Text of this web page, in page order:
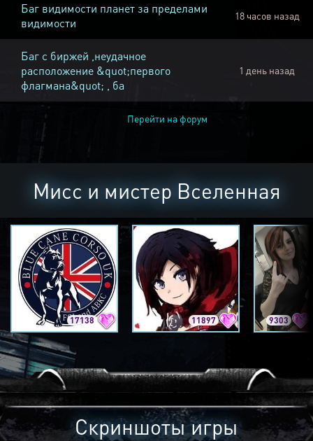
Баг видимости планет за пределами
видимости
18 часов назад
Баг с биржей ,неудачное
расположение &quot;первого
флагмана&quot; , ба
1 день назад
Перейти на форум
Мисс и мистер Вселенная
17138 11897 9303
Скриншоты игры